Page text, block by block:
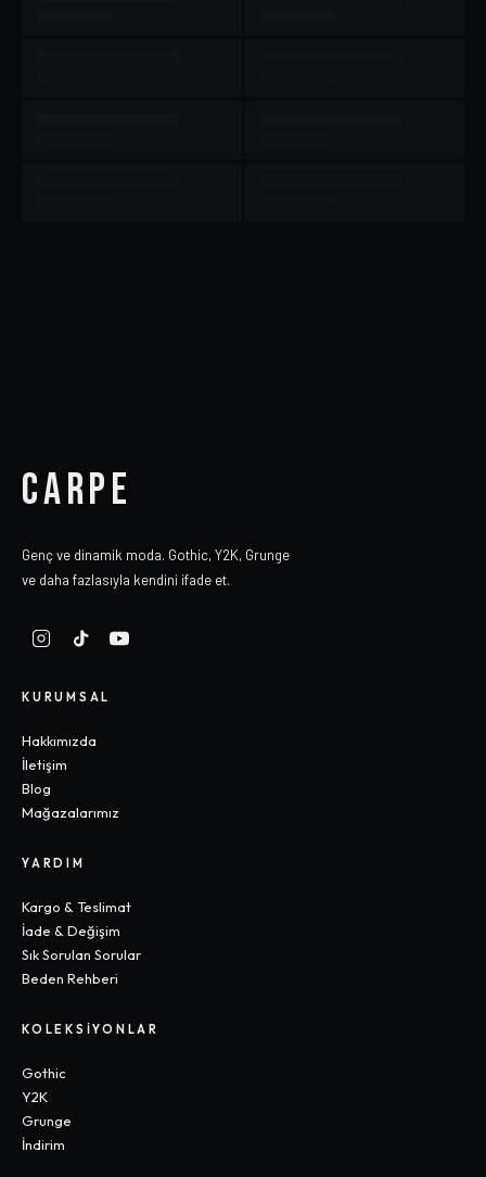
CARPE
Genç ve dinamik moda. Gothic, Y2K, Grunge
ve daha fazlasıyla kendini ifade et.
KURUMSAL
Hakkımızda
İletişim
Blog
Mağazalarımız
YARDIM
Kargo & Teslimat
İade & Değişim
Sık Sorulan Sorular
Beden Rehberi
KOLEKSIYONLAR
Gothic
Y2K
Grunge
İndirim